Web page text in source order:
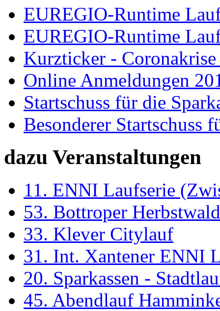
EUREGIO-Runtime
EUREGIO-Runtime
Kurzticker -
Online Anmeldungen
Startschuss für die
Besonderer Startschuss
dazu Veranstaltungen
11. ENNI Laufserie
53. Bottroper
33. Klever Citylauf
31. Int. Xantener ENNI
20. Sparkassen -
45. Abendlauf